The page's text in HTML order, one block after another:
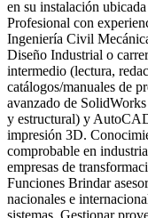
en su instalación
Profesional con
Ingeniería Civil
Diseño Industrial o
intermedio (lectura,
catálogos/manuales de
avanzado de
y estructural) y
impresión 3D.
comprobable en
empresas de
Funciones Brindar
nacionales e
sistemas. Gestionar